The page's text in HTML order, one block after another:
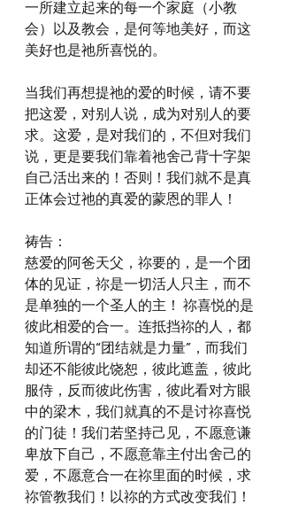
一所建立起来的每一个家庭（小教
会）以及教会，是何等地美好，而这
美好也是祂所喜悦的。
当我们再想提祂的爱的时候，请不要
把这爱，对别人说，成为对别人的要
求。这爱，是对我们的，不但对我们
说，更是要我们靠着祂舍己背十字架
自己活出来的！否则！我们就不是真
正体会过祂的真爱的蒙恩的罪人！
祷告：
慈爱的阿爸天父，祢要的，是一个团
体的见证，祢是一切活人只主，而不
是单独的一个圣人的主！ 祢喜悦的是
彼此相爱的合一。连抵挡祢的人，都
知道所谓的“团结就是力量”，而我们
却还不能彼此饶恕，彼此遮盖，彼此
服侍，反而彼此伤害，彼此看对方眼
中的梁木，我们就真的不是讨祢喜悦
的门徒！我们若坚持己见，不愿意谦
卑放下自己，不愿意靠主付出舍己的
爱，不愿意合一在祢里面的时候，求
祢管教我们！以祢的方式改变我们！